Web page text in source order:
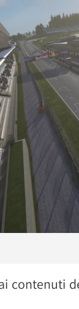
contenuti